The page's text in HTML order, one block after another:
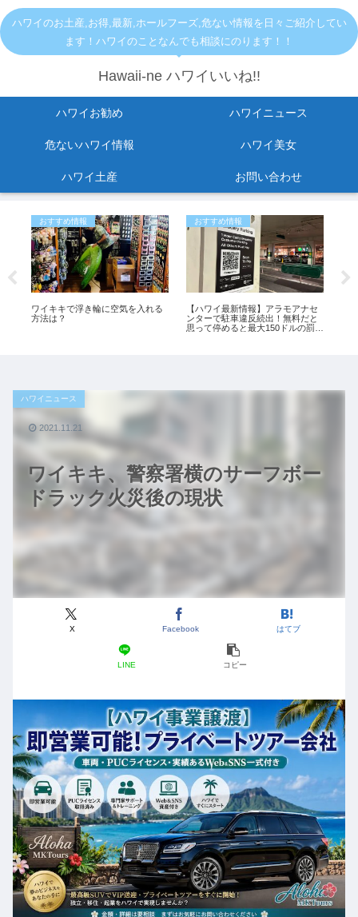
ハワイのお土産,お得,最新,ホールフーズ,危ない情報を日々ご紹介してい
ます！ハワイのことなんでも相談にのります！！
Hawaii-ne ハワイいいね!!
ハワイお勧め ハワイニュース
危ないハワイ情報 ハワイ美女
ハワイ土産 お問い合わせ
おすすめ情報
ワイキキで浮き輪に空気を入れる
方法は？
おすすめ情報
【ハワイ最新情報】アラモアナセ
ンターで駐車違反続出！無料だと
思って停めると最大150ドルの罰金
ワイキキ、警察署横のサーフボー
ドラック火災後の現状
ハワイニュース
X Facebook はてブ
LINE コピー
2021.11.21